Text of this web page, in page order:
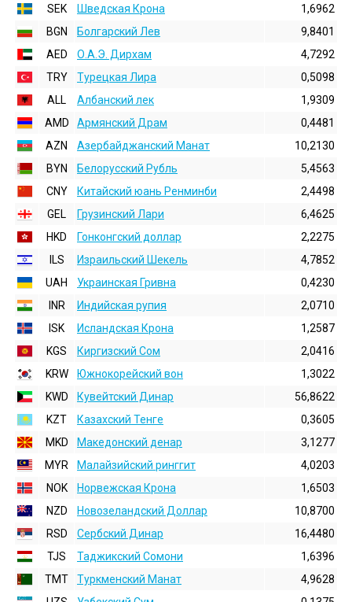
SEK
Шведская Крона
1,6962
BGN
Болгарский Лев
9,8401
AED
О.А.Э. Дирхам
4,7292
TRY
Турецкая Лира
0,5098
ALL
Албанский лек
1,9309
AMD
Армянский Драм
0,4481
AZN
Азербайджанский Манат
10,2130
BYN
Белорусский Рубль
5,4563
CNY
Китайский юань Ренминби
2,4498
GEL
Грузинский Лари
6,4625
HKD
Гонконгский доллаp
2,2275
ILS
Израильский Шекель
4,7852
UAH
Украинская Гривна
0,4230
INR
Индийская pупия
2,0710
ISK
Исландская Крона
1,2587
KGS
Киргизский Сом
2,0416
KRW
Южнокорейский вон
1,3022
KWD
Кувейтский Динар
56,8622
KZT
Казахский Тенге
0,3605
MKD
Македонский денар
3,1277
MYR
Малайзийский ринггит
4,0203
NOK
Норвежская Крона
1,6503
NZD
Новозеландский Доллар
10,8700
RSD
Сербский Динар
16,4480
TJS
Таджикский Сомони
1,6396
TMT
Туркменский Манат
4,9628